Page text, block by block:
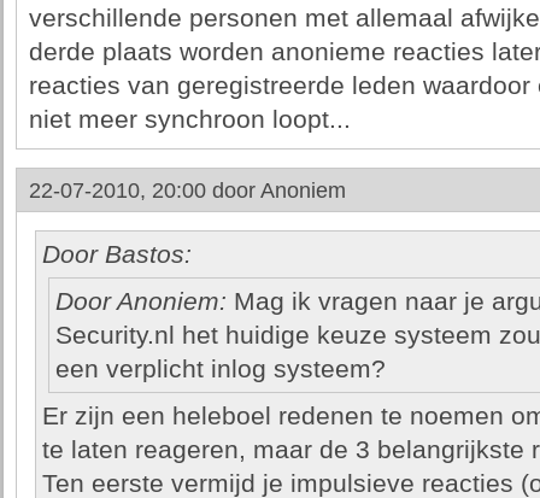
verschillende personen met allemaal
derde plaats worden anonieme reacties
reacties van geregistreerde leden
niet meer synchroon loopt...
22-07-2010, 20:00 door Anoniem
Door Bastos:
Door Anoniem: Mag ik vragen naar je
Security.nl het huidige keuze systeem
een verplicht inlog systeem?
Er zijn een heleboel redenen te noemen
te laten reageren, maar de 3 belangrijkste
Ten eerste vermijd je impulsieve reacties